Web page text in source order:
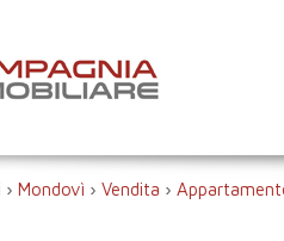
› Mondovì › Vendita ›